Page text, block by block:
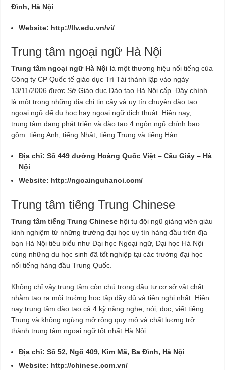
Đình, Hà Nội
Website: http://llv.edu.vn/vi/
Trung tâm ngoại ngữ Hà Nội
Trung tâm ngoại ngữ Hà Nội là một thương hiệu nổi tiếng của
Công ty CP Quốc tế giáo dục Trí Tài thành lập vào ngày
13/11/2006 được Sở Giáo dục Đào tạo Hà Nội cấp. Đây chính
là một trong những địa chỉ tin cậy và uy tín chuyên đào tạo
ngoại ngữ để du học hay ngoại ngữ dịch thuật. Hiện nay,
trung tâm đang phát triển và đào tạo 4 ngôn ngữ chính bao
gồm: tiếng Anh, tiếng Nhật, tiếng Trung và tiếng Hàn.
Địa chỉ: Số 449 đường Hoàng Quốc Việt – Cầu Giấy – Hà
Nội
Website: http://ngoainguhanoi.com/
Trung tâm tiếng Trung Chinese
Trung tâm tiếng Trung Chinese hội tụ đội ngũ giảng viên giàu
kinh nghiệm từ những trường đại học uy tín hàng đầu trên địa
bạn Hà Nội tiêu biểu như Đại học Ngoại ngữ, Đại học Hà Nội
cùng những du học sinh đã tốt nghiệp tại các trường đại học
nổi tiếng hàng đầu Trung Quốc.
Không chỉ vậy trung tâm còn chú trọng đầu tư cơ sở vật chất
nhằm tạo ra môi trường học tập đầy đủ và tiện nghi nhất. Hiện
nay trung tâm đào tạo cả 4 kỹ năng nghe, nói, đọc, viết tiếng
Trung và không ngừng mở rộng quy mô và chất lượng trở
thành trung tâm ngoại ngữ tốt nhất Hà Nội.
Địa chỉ: Số 52, Ngõ 409, Kim Mã, Ba Đình, Hà Nội
Website: http://chinese.com.vn/